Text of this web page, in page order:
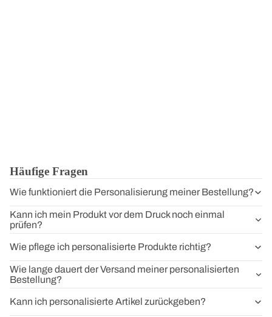
Häufige Fragen
Wie funktioniert die Personalisierung meiner Bestellung?
Kann ich mein Produkt vor dem Druck noch einmal
prüfen?
Wie pflege ich personalisierte Produkte richtig?
Wie lange dauert der Versand meiner personalisierten
Bestellung?
Kann ich personalisierte Artikel zurückgeben?